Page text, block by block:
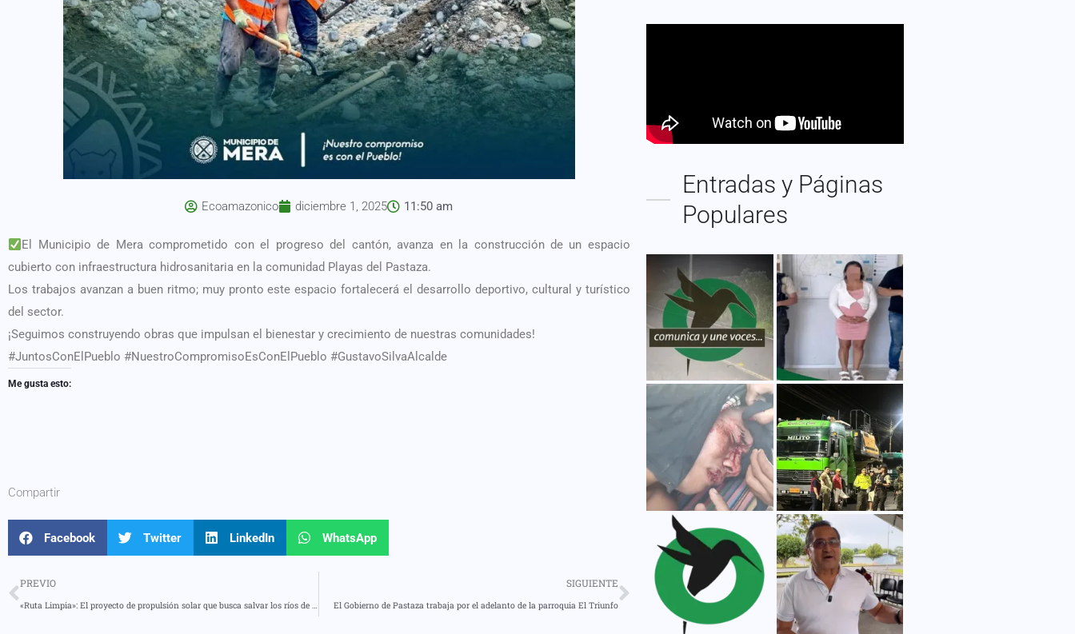
Ecoamazonico diciembre 1, 2025 11:50 am
El Municipio de Mera comprometido con el progreso del cantón, avanza en la construcción de un espacio
cubierto con infraestructura hidrosanitaria en la comunidad Playas del Pastaza.
Los trabajos avanzan a buen ritmo; muy pronto este espacio fortalecerá el desarrollo deportivo, cultural y turístico
del sector.
¡Seguimos construyendo obras que impulsan el bienestar y crecimiento de nuestras comunidades!
#JuntosConElPueblo #NuestroCompromisoEsConElPueblo #GustavoSilvaAlcalde
Me gusta esto:
Compartir
Facebook Twitter LinkedIn WhatsApp
PREVIO
«Ruta Limpia»: El proyecto de propulsión solar que busca salvar los ríos de la Amazonía
SIGUIENTE
El Gobierno de Pastaza trabaja por el adelanto de la parroquia El Triunfo
Entradas y Páginas
Populares